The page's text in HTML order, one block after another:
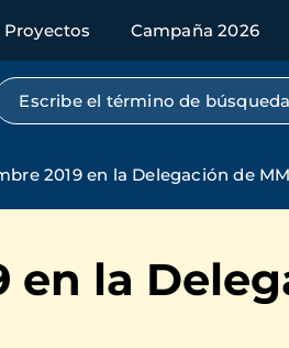
Proyectos Campaña 2026
Búsqueda por texto completo
2019 en la Delegación de
en la